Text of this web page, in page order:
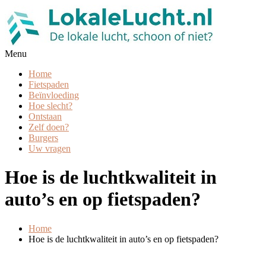
Menu
Home
Fietspaden
Beïnvloeding
Hoe slecht?
Ontstaan
Zelf doen?
Burgers
Uw vragen
Hoe is de luchtkwaliteit in
auto’s en op fietspaden?
Home
Hoe is de luchtkwaliteit in auto’s en op fietspaden?